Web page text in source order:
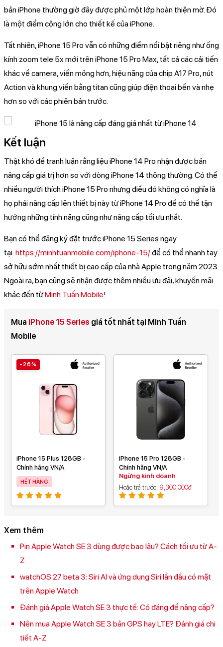
bản iPhone thường giờ đây được phủ một lớp hoàn thiện mờ. Đó
là một điểm cộng lớn cho thiết kế của iPhone.
Tất nhiên, iPhone 15 Pro vẫn có những điểm nổi bật riêng như ống
kính zoom tele 5x mới trên iPhone 15 Pro Max, tất cả các cải tiến
khác về camera, viền mỏng hơn, hiệu năng của chip A17 Pro, nút
Action và khung viền bằng titan cũng giúp điện thoại bền và nhẹ
hơn so với các phiên bản trước.
Kết luận
Thật khó để tranh luận rằng liệu iPhone 14 Pro nhận được bản
nâng cấp giá trị hơn so với dòng iPhone 14 thông thường. Có thể
nhiều người thích iPhone 15 Pro nhưng điều đó không có nghĩa là
họ phải nâng cấp lên thiết bị này từ iPhone 14 Pro để có thể tận
hưởng những tính năng cũng như nâng cấp tối ưu nhất.
Bạn có thể đăng ký đặt trước iPhone 15 Series ngay
tại: https://minhtuanmobile.com/iphone-15/để có thể nhanh tay
sở hữu sớm nhất thiết bị cao cấp của nhà Apple trong năm 2023.
Ngoài ra, bạn cũng sẽ nhận được thêm nhiều ưu đãi, khuyến mãi
khác đến từMinh Tuấn Mobile!
Mua iPhone 15 Series giá tốt nhất tại Minh Tuấn
Mobile
-26%
iPhone 15 Plus 128GB -
Chính hãng VN/A
HẾT HÀNG
iPhone 15 Pro 128GB -
Chính hãng VN/A
Ngừng kinh doanh
Hoặc trả trước 9,300,000đ
Xem thêm
Pin Apple Watch SE 3 dùng được bao lâu? Cách tối ưu từ A-
Z
watchOS 27 beta 3: Siri AI và ứng dụng Siri lần đầu có mặt
trên Apple Watch
Đánh giá Apple Watch SE 3 thực tế: Có đáng để nâng cấp?
Nên mua Apple Watch SE 3 bản GPS hay LTE? Đánh giá chi
tiết A-Z